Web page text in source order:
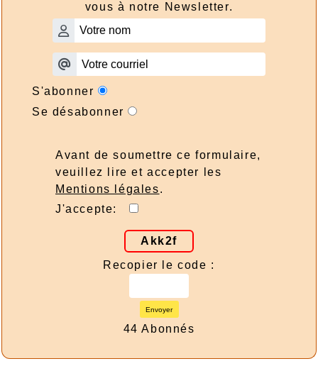
vous à notre Newsletter.
S'abonner
Se désabonner
Avant de soumettre ce formulaire,
veuillez lire et accepter les
Mentions légales.
J'accepte:
Akk2f
Recopier le code :
Envoyer
44 Abonnés